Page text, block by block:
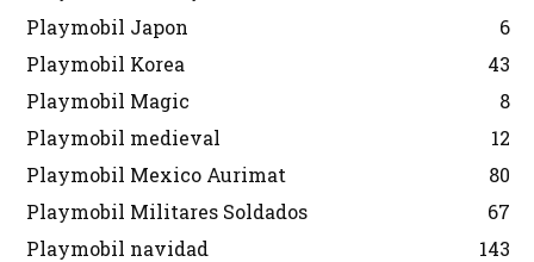
Playmobil Japon
6
Playmobil Korea
43
Playmobil Magic
8
Playmobil medieval
12
Playmobil Mexico Aurimat
80
Playmobil Militares Soldados
67
Playmobil navidad
143